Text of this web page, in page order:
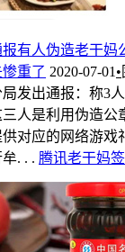
有人伪造老干妈
重了 2020-07-01 •
发出通报：称3
人是利用伪造公
对应的网络游戏
. . . 腾讯老干妈